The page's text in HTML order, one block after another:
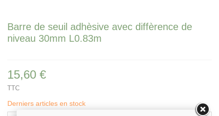
Barre de seuil adhèsive avec diffèrence de
niveau 30mm L0.83m
15,60 €
TTC
Derniers articles en stock